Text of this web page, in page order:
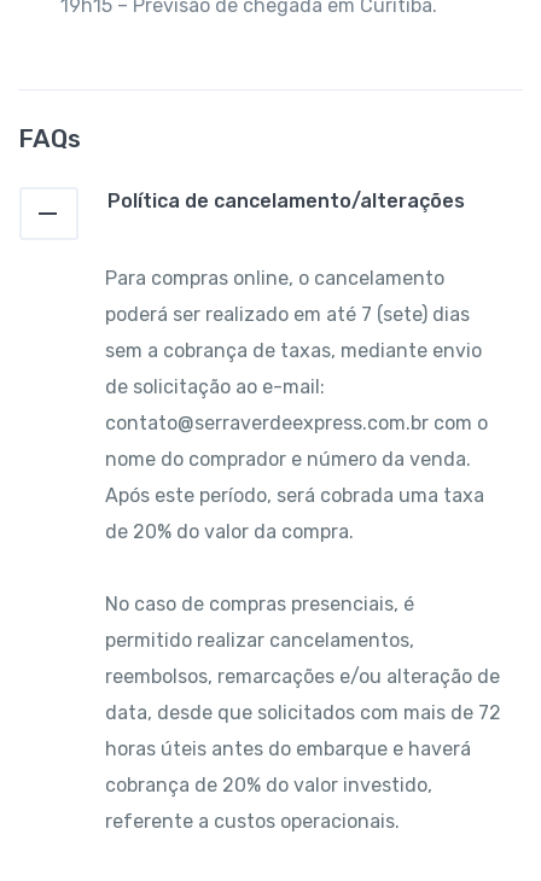
19h15 – Previsão de chegada em Curitiba.
FAQs
Política de cancelamento/alterações
Para compras online, o cancelamento
poderá ser realizado em até 7 (sete) dias
sem a cobrança de taxas, mediante envio
de solicitação ao e-mail:
contato@serraverdeexpress.com.br com o
nome do comprador e número da venda.
Após este período, será cobrada uma taxa
de 20% do valor da compra.
No caso de compras presenciais, é
permitido realizar cancelamentos,
reembolsos, remarcações e/ou alteração de
data, desde que solicitados com mais de 72
horas úteis antes do embarque e haverá
cobrança de 20% do valor investido,
referente a custos operacionais.